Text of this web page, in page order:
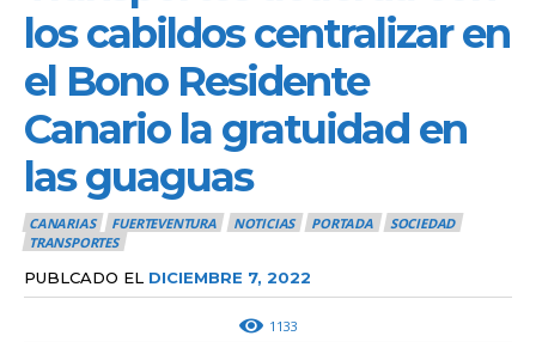
los cabildos centralizar en
el Bono Residente
Canario la gratuidad en
las guaguas
CANARIAS FUERTEVENTURA NOTICIAS PORTADA
SOCIEDAD
TRANSPORTES
PUBLCADO EL DICIEMBRE 7, 2022
1133